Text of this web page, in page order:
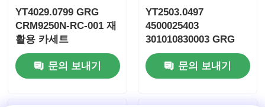
YT4029.0799 GRG
CRM9250N-RC-001 재
활용 카세트
502014949058
문의 보내기
YT2503.0497
4500025403
301010830003 GRG
CRM9250N 제어판
문의 보내기